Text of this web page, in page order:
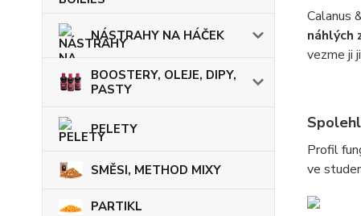
NÁSTRAHY NA HÁČEK
BOOSTERY, OLEJE, DIPY,
PASTY
PELETY
SMĚSI, METHOD MIXY
PARTIKL
Calanus
náhlých
vezme ji
Profil
ve